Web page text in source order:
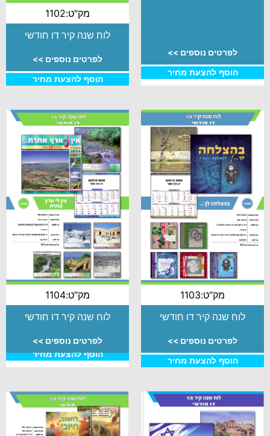
לפרטים נוספים >>
הוסף להצעת מחיר
מק"ט:1102
לוח שנה קיר דו חודשי
לפרטים נוספים >>
הוסף להצעת מחיר
מק"ט:1103
לוח שנה קיר דו חודשי
לפרטים נוספים >>
הוסף להצעת מחיר
מק"ט:1104
לוח שנה קיר דו חודשי
לפרטים נוספים >>
הוסף להצעת מחיר